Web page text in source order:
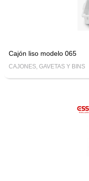
Cajón liso modelo 065
CAJONES, GAVETAS Y BINS